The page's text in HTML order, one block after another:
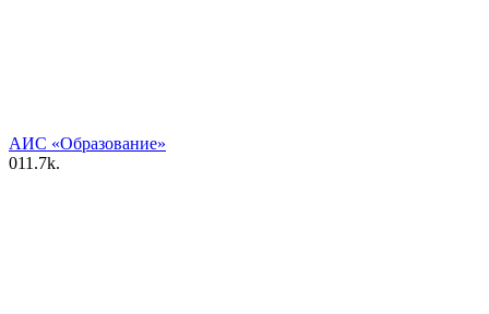
АИС «Образование»
011.7k.